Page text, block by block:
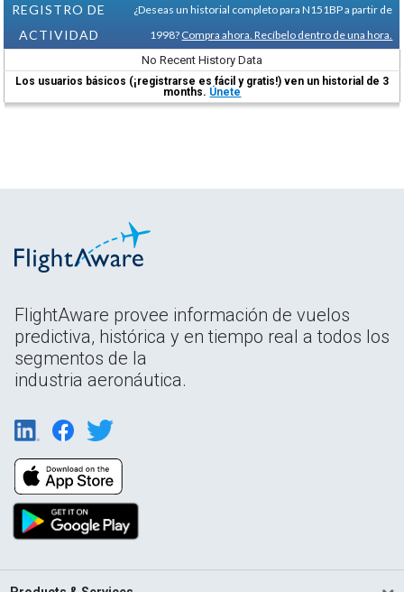
REGISTRO DE
ACTIVIDAD
¿Deseas un historial completo para N151BP a partir de
1998? Compra ahora. Recíbelo dentro de una hora.
No Recent History Data
Los usuarios básicos (¡registrarse es fácil y gratis!) ven un historial de 3
months. Únete
FlightAware provee información de vuelos
predictiva, histórica y en tiempo real a todos los
segmentos de la
industria aeronáutica.